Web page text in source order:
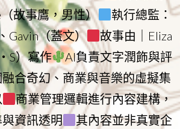
故事鷹，男性）
執行總監：
Gavin（蓋文）
故事由｜Eliza
S）寫作
AI負責文字潤飾與評
融合奇幻、商業與音樂的虛擬集
商業管理邏輯進行內容建構，
資訊透明
其內容並非真實企